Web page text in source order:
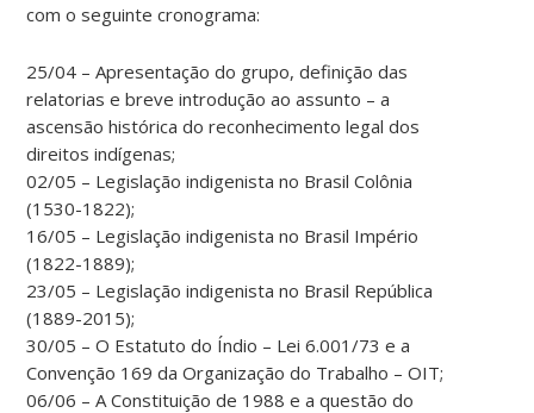
com o seguinte cronograma:
25/04 – Apresentação do grupo, definição das
relatorias e breve introdução ao assunto – a
ascensão histórica do reconhecimento legal dos
direitos indígenas;
02/05 – Legislação indigenista no Brasil Colônia
(1530-1822);
16/05 – Legislação indigenista no Brasil Império
(1822-1889);
23/05 – Legislação indigenista no Brasil República
(1889-2015);
30/05 – O Estatuto do Índio – Lei 6.001/73 e a
Convenção 169 da Organização do Trabalho – OIT;
06/06 – A Constituição de 1988 e a questão do